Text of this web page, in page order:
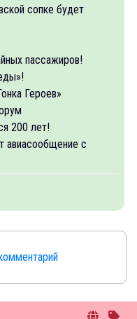
сопке будет
пассажиров!
Героев»
200 лет!
авиасообщение с